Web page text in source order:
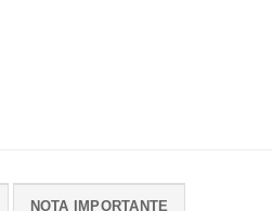
NOTA IMPORTANTE